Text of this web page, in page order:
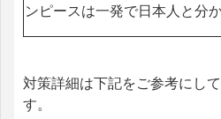
ンピースは一発で日本人と分か
対策詳細は下記をご参考にし
す。